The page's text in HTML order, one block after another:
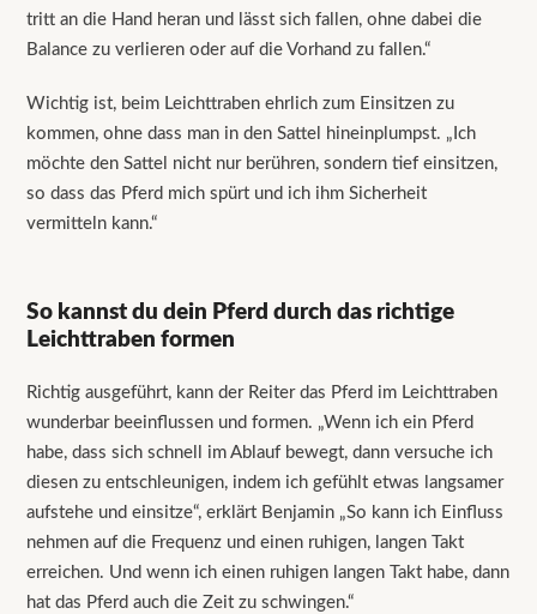
tritt an die Hand heran und lässt sich fallen, ohne dabei die
Balance zu verlieren oder auf die Vorhand zu fallen.“
Wichtig ist, beim Leichttraben ehrlich zum Einsitzen zu
kommen, ohne dass man in den Sattel hineinplumpst. „Ich
möchte den Sattel nicht nur berühren, sondern tief einsitzen,
so dass das Pferd mich spürt und ich ihm Sicherheit
vermitteln kann.“
So kannst du dein Pferd durch das richtige
Leichttraben formen
Richtig ausgeführt, kann der Reiter das Pferd im Leichttraben
wunderbar beeinflussen und formen. „Wenn ich ein Pferd
habe, dass sich schnell im Ablauf bewegt, dann versuche ich
diesen zu entschleunigen, indem ich gefühlt etwas langsamer
aufstehe und einsitze“, erklärt Benjamin „So kann ich Einfluss
nehmen auf die Frequenz und einen ruhigen, langen Takt
erreichen. Und wenn ich einen ruhigen langen Takt habe, dann
hat das Pferd auch die Zeit zu schwingen.“